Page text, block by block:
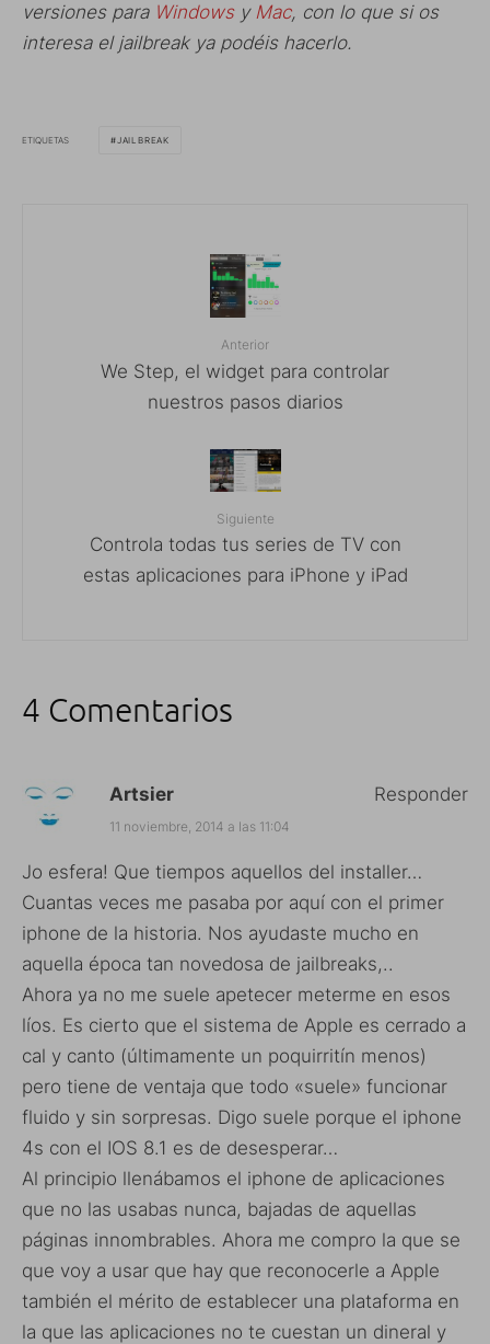
versiones para Windowsy Mac, con lo que si os
interesa el jailbreak ya podéis hacerlo.
ETIQUETAS JAILBREAK
Anterior
We Step, el widget para controlar
nuestros pasos diarios
Siguiente
Controla todas tus series de TV con
estas aplicaciones para iPhone y iPad
4 Comentarios
Artsier
11 noviembre, 2014 a las 11:04
Jo esfera! Que tiempos aquellos del installer…
Cuantas veces me pasaba por aquí con el primer
iphone de la historia. Nos ayudaste mucho en
aquella época tan novedosa de jailbreaks,..
Ahora ya no me suele apetecer meterme en esos
líos. Es cierto que el sistema de Apple es cerrado a
cal y canto (últimamente un poquirritín menos)
pero tiene de ventaja que todo «suele» funcionar
fluido y sin sorpresas. Digo suele porque el iphone
4s con el IOS 8.1 es de desesperar…
Al principio llenábamos el iphone de aplicaciones
que no las usabas nunca, bajadas de aquellas
páginas innombrables. Ahora me compro la que se
que voy a usar que hay que reconocerle a Apple
también el mérito de establecer una plataforma en
la que las aplicaciones no te cuestan un dineral y
Responder